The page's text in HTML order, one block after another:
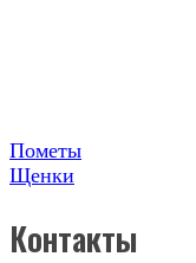
Пометы
Щенки
Контакты